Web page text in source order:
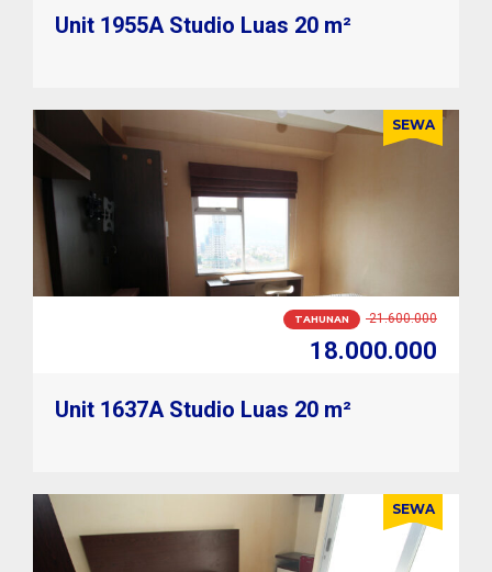
Unit 1955A Studio Luas 20 m²
SEWA
BULANAN 1.800.000
1.600.000
Unit 1637A Studio Luas 20 m²
SEWA